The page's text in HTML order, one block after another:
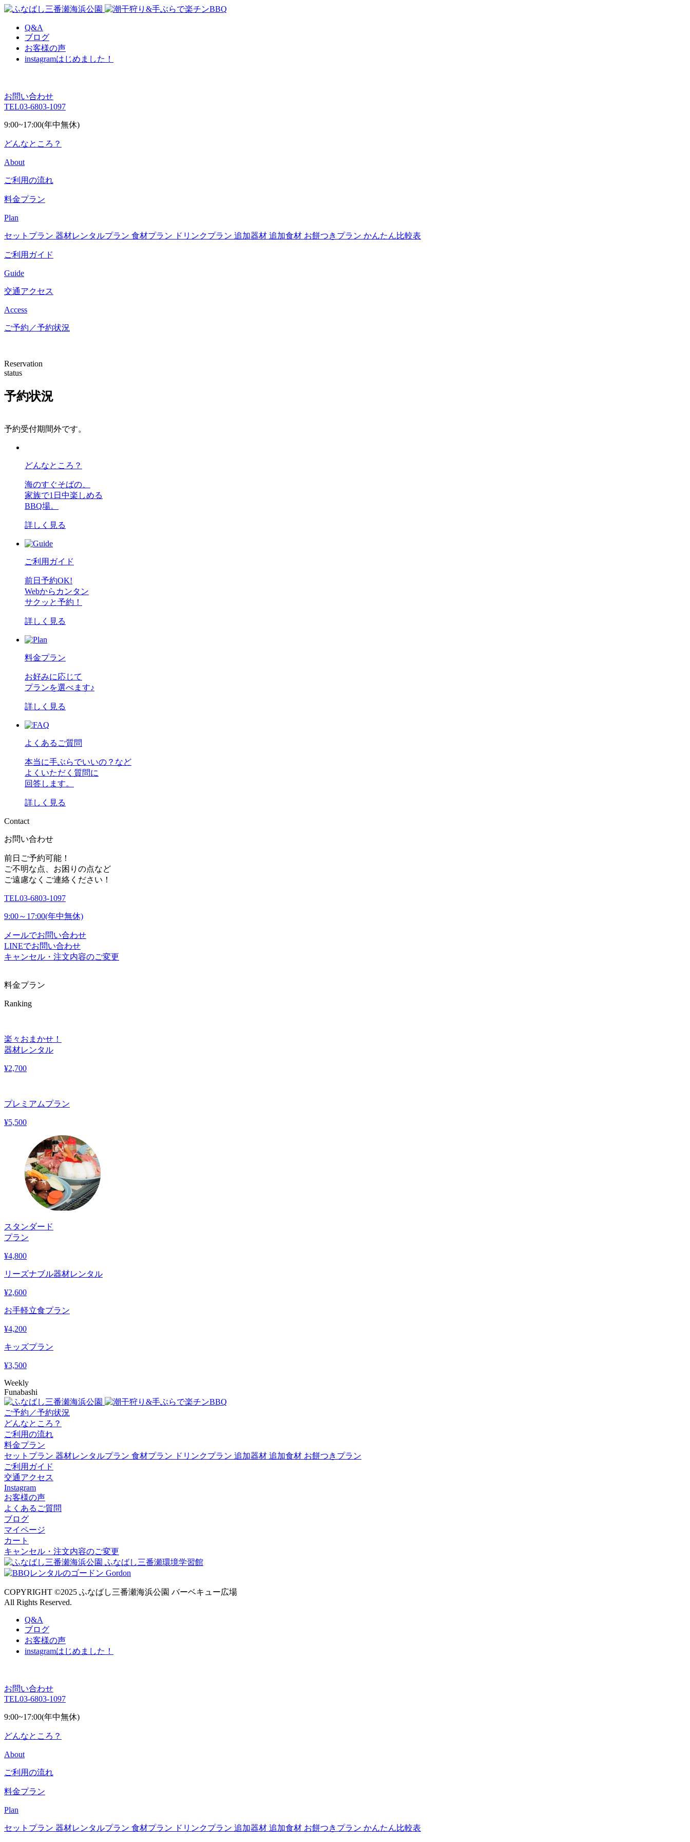
Q&A
ブログ
お客様の声
instagramはじめました！
お問い合わせ
TEL03-6803-1097
9:00~17:00(年中無休)
どんなところ？
About
ご利用の流れ
料金プラン
Plan
セットプラン 器材レンタルプラン 食材プラン ドリンクプラン 追加器材 追加食材 お餅つきプラン かんたん比較表
ご利用ガイド
Guide
交通アクセス
Access
ご予約／予約状況
Reservation
status
予約状況
予約受付期間外です。
どんなところ？
海のすぐそばの、
家族で1日中楽しめる
BBQ場。
詳しく見る
ご利用ガイド
前日予約OK!
Webからカンタン
サクッと予約！
詳しく見る
料金プラン
お好みに応じて
プランを選べます♪
詳しく見る
よくあるご質問
本当に手ぶらでいいの？など
よくいただく質問に
回答します。
詳しく見る
Contact
お問い合わせ
前日ご予約可能！
ご不明な点、お困りの点など
ご遠慮なくご連絡ください！
TEL03-6803-1097
9:00～17:00(年中無休)
メールでお問い合わせ
LINEでお問い合わせ
キャンセル・注文内容のご変更
料金プラン
Ranking
楽々おまかせ！
器材レンタル
¥2,700
プレミアムプラン
¥5,500
スタンダード
プラン
¥4,800
リーズナブル器材レンタル
¥2,600
お手軽立食プラン
¥4,200
キッズプラン
¥3,500
Weekly
Funabashi
ご予約／予約状況
どんなところ？
ご利用の流れ
料金プラン
セットプラン 器材レンタルプラン 食材プラン ドリンクプラン 追加器材 追加食材 お餅つきプラン
ご利用ガイド
交通アクセス
Instagram
お客様の声
よくあるご質問
ブログ
マイページ
カート
キャンセル・注文内容のご変更
COPYRIGHT ©2025 ふなばし三番瀬海浜公園 バーベキュー広場
All Rights Reserved.
Q&A
ブログ
お客様の声
instagramはじめました！
お問い合わせ
TEL03-6803-1097
9:00~17:00(年中無休)
どんなところ？
About
ご利用の流れ
料金プラン
Plan
セットプラン 器材レンタルプラン 食材プラン ドリンクプラン 追加器材 追加食材 お餅つきプラン かんたん比較表